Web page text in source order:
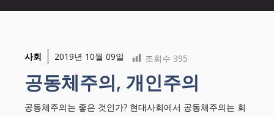
사회 2019년 10월 09일 조회수 395
공동체주의, 개인주의
공동체주의는 좋은 것인가? 현대사회에서 공동체주의는 회